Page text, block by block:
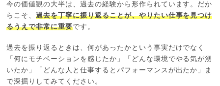
今の価値観の大半は、過去の経験から形作られています。だか
らこそ、過去を丁寧に振り返ることが、やりたい仕事を見つけ
るうえで非常に重要です。
過去を振り返るときは、何があったかという事実だけでなく
「何にモチベーションを感じたか」「どんな環境でやる気が湧
いたか」「どんな人と仕事するとパフォーマンスが出たか」ま
で深掘りしてみてください。